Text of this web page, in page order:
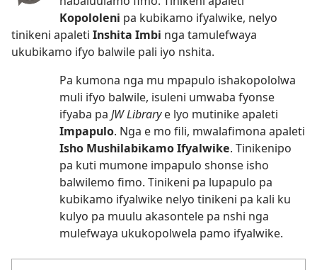
Kopololeni pa kubikamo ifyalwike, nelyo
tinikeni apaleti Inshita Imbi nga tamulefwaya
ukubikamo ifyo balwile pali iyo nshita.
Pa kumona nga mu mpapulo ishakopololwa
muli ifyo balwile, isuleni umwaba fyonse
ifyaba pa JW Librarye lyo mutinike apaleti
Impapulo. Nga e mo fili, mwalafimona apaleti
Isho Mushilabikamo Ifyalwike. Tinikenipo
pa kuti mumone impapulo shonse isho
balwilemo fimo. Tinikeni pa lupapulo pa
kubikamo ifyalwike nelyo tinikeni pa kali ku
kulyo pa muulu akasontele pa nshi nga
mulefwaya ukukopolwela pamo ifyalwike.